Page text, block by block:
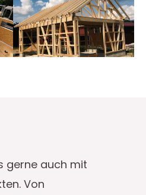
gerne auch mit
Von